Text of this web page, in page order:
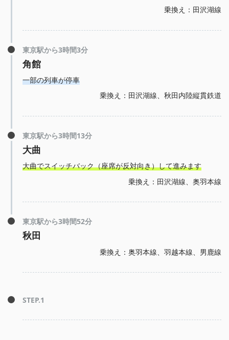
乗換え：田沢湖線
東京駅から3時間3分
角館
一部の列車が停車
乗換え：田沢湖線、秋田内陸縦貫鉄道
東京駅から3時間13分
大曲
大曲でスイッチバック（座席が反対向き）して進みます
乗換え：田沢湖線、奥羽本線
東京駅から3時間52分
秋田
乗換え：奥羽本線、羽越本線、男鹿線